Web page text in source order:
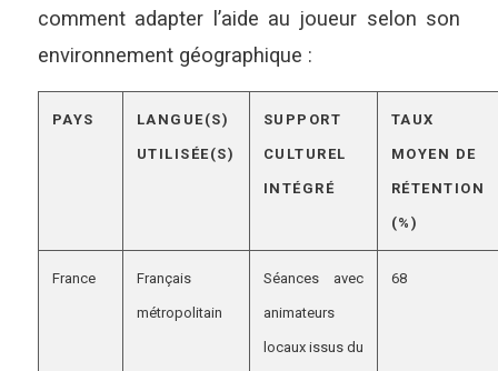
comment adapter l’aide au joueur selon son
environnement géographique :
PAYS LANGUE(S)
UTILISÉE(S)
SUPPORT
CULTUREL
INTÉGRÉ
TAUX
MOYEN DE
RÉTENTION
(%)
France Français
métropolitain
Séances avec
animateurs
locaux issus du
68